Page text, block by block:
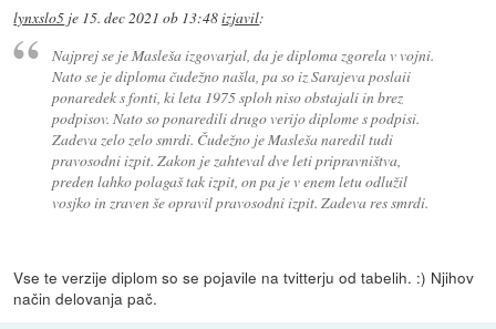
lynxslo5 je 15. dec 2021 ob 13:48izjavil:
Najprej se je Masleša izgovarjal, da je diploma zgorela v vojni.
Nato se je diploma čudežno našla, pa so iz Sarajeva poslaii
ponaredek s fonti, ki leta 1975 sploh niso obstajali in brez
podpisov. Nato so ponaredili drugo verijo diplome s podpisi.
Zadeva zelo zelo smrdi. Čudežno je Masleša naredil tudi
pravosodni izpit. Zakon je zahteval dve leti pripravništva,
preden lahko polagaš tak izpit, on pa je v enem letu odlužil
vosjko in zraven še opravil pravosodni izpit. Zadeva res smrdi.
Vse te verzije diplom so se pojavile na tvitterju od tabelih. :) Njihov
način delovanja pač.